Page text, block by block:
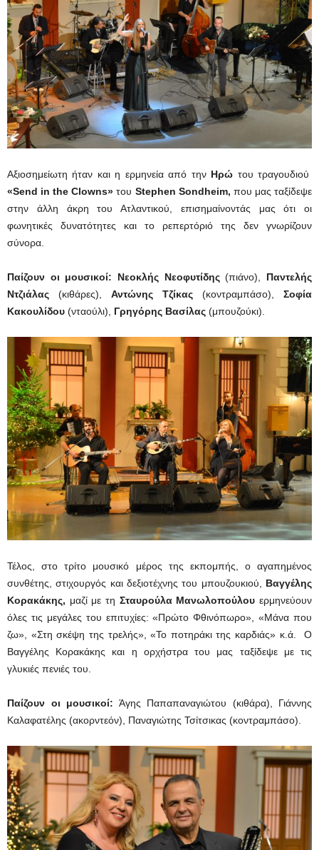
Αξιοσημείωτη ήταν και η ερμηνεία από την Ηρώ του τραγουδιού
«Send in the Clowns» του Stephen Sondheim, που μας ταξίδεψε
στην άλλη άκρη του Ατλαντικού, επισημαίνοντάς μας ότι οι
φωνητικές δυνατότητες και το ρεπερτόριό της δεν γνωρίζουν
σύνορα.
Παίζουν οι μουσικοί: Νεοκλής Νεοφυτίδης(πιάνο), Παντελής
Ντζιάλας (κιθάρες), Αντώνης Τζίκας (κοντραμπάσο), Σοφία
Κακουλίδου (νταούλι), Γρηγόρης Βασίλας (μπουζούκι).
Τέλος, στο τρίτο μουσικό μέρος της εκπομπής, ο αγαπημένος
συνθέτης, στιχουργός και δεξιοτέχνης του μπουζουκιού, Βαγγέλης
Κορακάκης, μαζί με τη Σταυρούλα Μανωλοπούλου ερμηνεύουν
όλες τις μεγάλες του επιτυχίες: «Πρώτο Φθινόπωρο», «Μάνα που
ζω», «Στη σκέψη της τρελής», «Το ποτηράκι της καρδιάς» κ.ά. Ο
Βαγγέλης Κορακάκης και η ορχήστρα του μας ταξίδεψε με τις
γλυκιές πενιές του.
Παίζουν οι μουσικοί: Άγης Παπαπαναγιώτου (κιθάρα), Γιάννης
Καλαφατέλης (ακορντεόν), Παναγιώτης Τσίτσικας (κοντραμπάσο).